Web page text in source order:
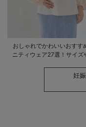
おしゃれでかわいいおすす
ニティウェア27選！サイズ
妊